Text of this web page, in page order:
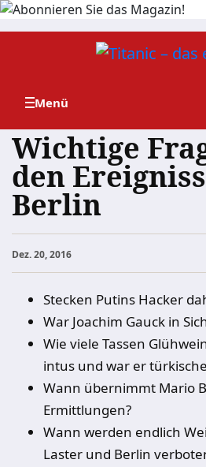
Zum
Wichtige
den
Berlin
Dez. 20, 2016
Stecken Putins Hacker
War Joachim Gauck in
Wie viele Tassen
intus und war er
Wann übernimmt Mario
Ermittlungen?
Wann werden endlich
Laster und Berlin